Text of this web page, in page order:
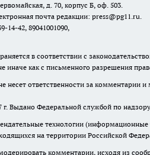
д. 70, корпус Б, оф. 503.
почта редакции: press@pg11.ru.
14-42, 89041001090,
в соответствии с
иначе как с письменного разрешения
несет ответственности за
г. Выдано Федеральной службой по
технологии (информационные
на территории Российской
комментарии, исходя из